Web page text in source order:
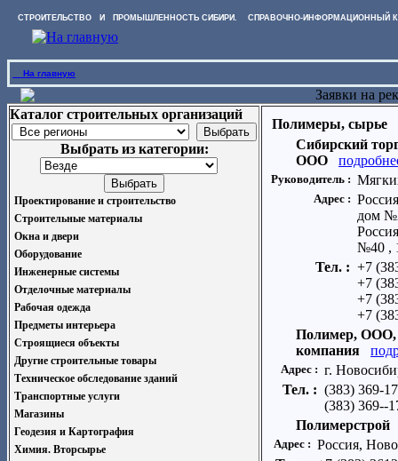
СТРОИТЕЛЬСТВО И ПРОМЫШЛЕННОСТЬ СИБИРИ. СПРАВОЧНО-ИНФОРМАЦИОННЫЙ
На главную
Заявки на
Каталог строительных организаций
Выбрать из категории:
Проектирование и строительство
Строительные материалы
Окна и двери
Оборудование
Инженерные системы
Отделочные материалы
Рабочая одежда
Предметы интерьера
Строящиеся объекты
Другие строительные товары
Техническое обследование зданий
Транспортные услуги
Магазины
Геодезия и Картография
Химия. Вторсырье
Полимеры, сырье
Сибирский
ООО
Руководитель :
Адрес :
дом
№40 ,
Тел. : +7
+7
+7
+7
Полимер, ООО,
компания
Адрес : г.
Тел. : (383) 369-
(383) 369--
Полимерстрой
Адрес : Россия,